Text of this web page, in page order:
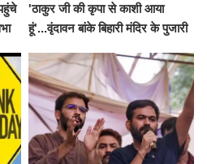
'ठाकुर जी की कृपा से काशी आया
हूं'...वृंदावन बांके बिहारी मंदिर के पुजारी
जलाभिषेक